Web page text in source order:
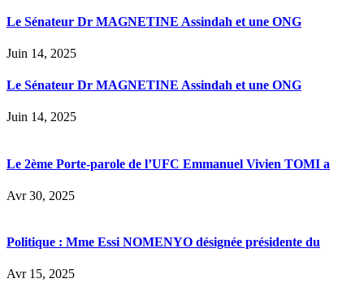
Le Sénateur Dr MAGNETINE Assindah et une ONG
Juin 14, 2025
Le Sénateur Dr MAGNETINE Assindah et une ONG
Juin 14, 2025
Le 2ème Porte-parole de l’UFC Emmanuel Vivien TOMI a
Avr 30, 2025
Politique : Mme Essi NOMENYO désignée présidente du
Avr 15, 2025